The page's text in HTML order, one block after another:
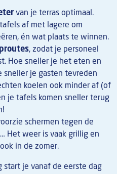
van je terras optimaal.
af met lagere om
én wat plaats te winnen.
, zodat je personeel
Hoe sneller je het eten en
je gasten tevreden
koelen ook minder af (of
je tafels komen sneller terug
schermen tegen de
Het weer is vaak grillig en
in de zomer.
je vanaf de eerste dag